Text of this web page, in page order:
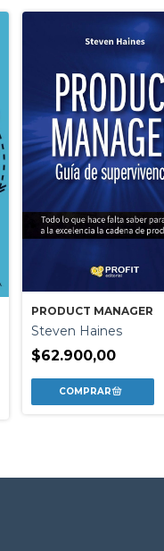
PRODUCT MANAGER
Steven Haines
$62.900,00